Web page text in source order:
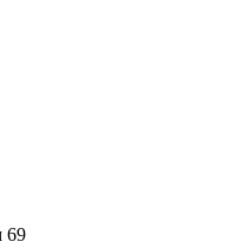
69